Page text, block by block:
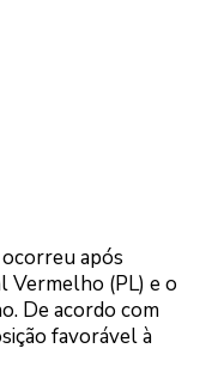
após
Vermelho (PL) e o
De acordo com
favorável à